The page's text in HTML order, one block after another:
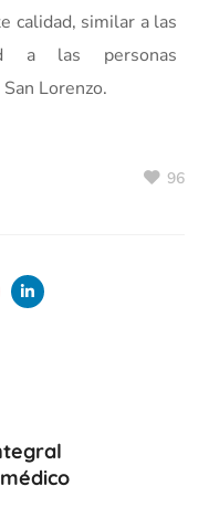
calidad, similar a las
a las personas
Lorenzo.
96